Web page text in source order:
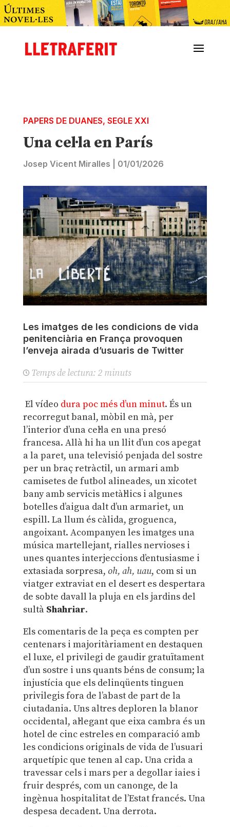
PAPERS DE DUANES, SEGLE XXI
Una cel·la en París
Josep Vicent Miralles 01/01/2026
Les imatges de les condicions de vida
penitenciària en França provoquen
l’enveja airada d’usuaris de Twitter
Temps de lectura: 2 minuts
El vídeo dura poc més d’un minut. És un
recorregut banal, mòbil en mà, per
l’interior d’una cel·la en una presó
francesa. Allà hi ha un llit d’un cos apegat
a la paret, una televisió penjada del sostre
per un braç retràctil, un armari amb
camisetes de futbol alineades, un xicotet
bany amb servicis metàl·lics i algunes
botelles d’aigua dalt d’un armariet, un
espill. La llum és càlida, groguenca,
angoixant. Acompanyen les imatges una
música martellejant, rialles nervioses i
unes quantes interjeccions d’entusiasme i
extasiada sorpresa, oh, ah, uau, com si un
viatger extraviat en el desert es despertara
de sobte davall la pluja en els jardins del
sultà Shahriar.
Els comentaris de la peça es compten per
centenars i majoritàriament en destaquen
el luxe, el privilegi de gaudir gratuïtament
d’un sostre i uns quants béns de consum; la
injustícia que els delinqüents tinguen
privilegis fora de l’abast de part de la
ciutadania. Uns altres deploren la blanor
occidental, al·legant que eixa cambra és un
hotel de cinc estreles en comparació amb
les condicions originals de vida de l’usuari
arquetípic que tenen al cap. Una crida a
travessar cels i mars per a degollar iaies i
fruir després, com un canonge, de la
ingènua hospitalitat de l’Estat francés. Una
despesa decadent. Una derrota.